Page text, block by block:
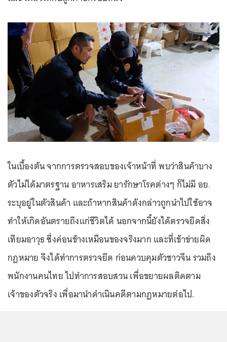
ในเบื้องต้น จากการตรวจสอบของเจ้าหน้าที่ พบว่าสินค้าบาง
ตัวไม่ได้มาตรฐาน อาหารเสริม ยารักษาโรคต่างๆ ก็ไม่มี อย.
ระบุอยู่ในตัวสินค้า และถ้าหากสินค้าดังกล่าวถูกนำไปใช้อาจ
ทำให้เกิดอันตรายถึงแก่ชีวิตได้ นอกจากนี้ยังได้ตรวจยึดสิ่ง
เทียมอาวุธ ซึ่งค่อนข้างเหมือนของจริงมาก และที่เข้าข่ายผิด
กฎหมาย จึงได้ทำการตรวจยึด ก่อนควบคุมตัวชาวจีน รวมถึง
พนักงานคนไทย ไปทำการสอบสวน เพื่อขยายผลติดตาม
เจ้าของตัวจริง เพื่อมานำดำเนินคดีตามกฎหมายต่อไป.